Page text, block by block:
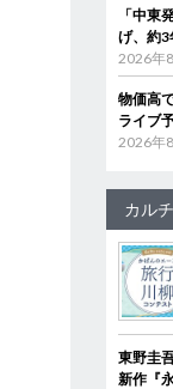
「中
げ、約3
2026年
物価高
ライブ
2026年
カル
東野圭
新作『